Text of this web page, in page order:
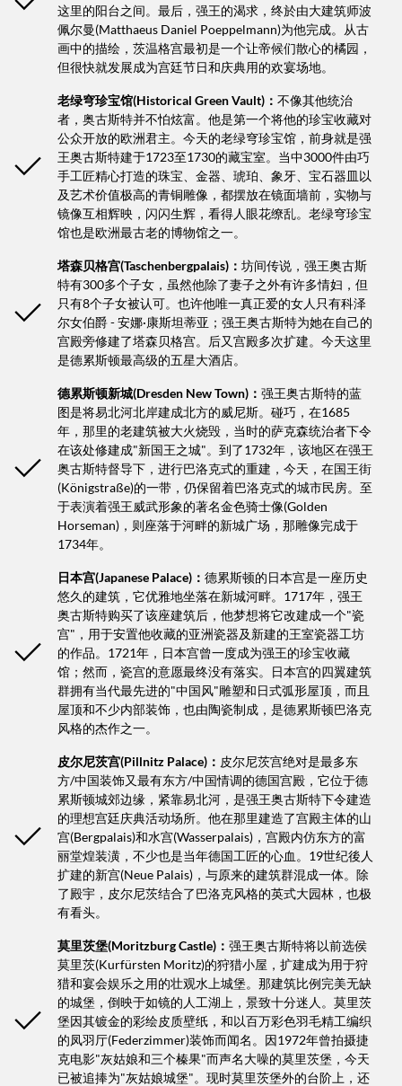
这里的阳台之间。最后，强王的渴求，终於由大建筑师波
佩尔曼(Matthaeus Daniel Poeppelmann)为他完成。从古
画中的描绘，茨温格宫最初是一个让帝候们散心的橘园，
但很快就发展成为宫廷节日和庆典用的欢宴场地。
老绿穹珍宝馆(Historical Green Vault)： 不像其他统治
者，奥古斯特并不怕炫富。他是第一个将他的珍宝收藏对
公众开放的欧洲君主。今天的老绿穹珍宝馆，前身就是强
王奥古斯特建于1723至1730的藏宝室。当中3000件由巧
手工匠精心打造的珠宝、金器、琥珀、象牙、宝石器皿以
及艺术价值极高的青铜雕像，都摆放在镜面墙前，实物与
镜像互相辉映，闪闪生辉，看得人眼花缭乱。老绿穹珍宝
馆也是欧洲最古老的博物馆之一。
塔森贝格宫(Taschenbergpalais)： 坊间传说，强王奥古斯
特有300多个子女，虽然他除了妻子之外有许多情妇，但
只有8个子女被认可。也许他唯一真正爱的女人只有科泽
尔女伯爵 - 安娜·康斯坦蒂亚；强王奥古斯特为她在自己的
宫殿旁修建了塔森贝格宫。后又宫殿多次扩建。今天这里
是德累斯顿最高级的五星大酒店。
德累斯顿新城(Dresden New Town)： 强王奥古斯特的蓝
图是将易北河北岸建成北方的威尼斯。碰巧，在1685
年，那里的老建筑被大火烧毁，当时的萨克森统治者下令
在该处修建成"新国王之城"。到了1732年，该地区在强王
奥古斯特督导下，进行巴洛克式的重建，今天，在国王街
(Königstraße)的一带，仍保留着巴洛克式的城市民房。至
于表演着强王威武形象的著名金色骑士像(Golden
Horseman)，则座落于河畔的新城广场，那雕像完成于
1734年。
日本宫(Japanese Palace)： 德累斯顿的日本宫是一座历史
悠久的建筑，它优雅地坐落在新城河畔。1717年，强王
奥古斯特购买了该座建筑后，他梦想将它改建成一个"瓷
宫"，用于安置他收藏的亚洲瓷器及新建的王室瓷器工坊
的作品。1721年，日本宫曾一度成为强王的珍宝收藏
馆；然而，瓷宫的意愿最终没有落实。日本宫的四翼建筑
群拥有当代最先进的"中国风"雕塑和日式弧形屋顶，而且
屋顶和不少内部装饰，也由陶瓷制成，是德累斯顿巴洛克
风格的杰作之一。
皮尔尼茨宫(Pillnitz Palace)： 皮尔尼茨宫绝对是最多东
方/中国装饰又最有东方/中国情调的德国宫殿，它位于德
累斯顿城郊边缘，紧靠易北河，是强王奥古斯特下令建造
的理想宫廷庆典活动场所。他在那里建造了宫殿主体的山
宫(Bergpalais)和水宫(Wasserpalais)，宫殿内仿东方的富
丽堂煌装潢，不少也是当年德国工匠的心血。19世纪後人
扩建的新宫(Neue Palais)，与原来的建筑群混成一体。除
了殿宇，皮尔尼茨结合了巴洛克风格的英式大园林，也极
有看头。
莫里茨堡(Moritzburg Castle)： 强王奥古斯特将以前选侯
莫里茨(Kurfürsten Moritz)的狩猎小屋，扩建成为用于狩
猎和宴会娱乐之用的壮观水上城堡。那建筑比例完美无缺
的城堡，倒映于如镜的人工湖上，景致十分迷人。莫里茨
堡因其镀金的彩绘皮质壁纸，和以百万彩色羽毛精工编织
的凤羽厅(Federzimmer)装饰而闻名。因1972年曾拍摄捷
克电影"灰姑娘和三个榛果"而声名大噪的莫里茨堡，今天
已被追捧为"灰姑娘城堡"。现时莫里茨堡外的台阶上，还